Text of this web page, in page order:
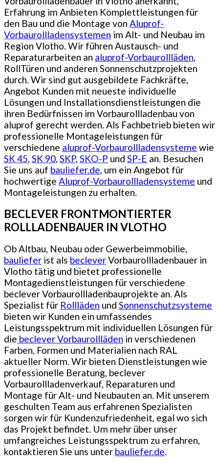
Erfahrung im Anbieten Komplettleistungen für
den Bau und die Montage von Aluprof-
Vorbaurollladensystemen im Alt- und Neubau im
Region Vlotho. Wir führen Austausch- und
Reparaturarbeiten an aluprof-Vorbaurollläden,
RollTüren und anderen Sonnenschutzprojekten
durch. Wir sind gut ausgebildete Fachkräfte,
Angebot Kunden mit neueste individuelle
Lösungen und Installationsdienstleistungen die
ihren Bedürfnissen im Vorbaurollladenbau von
aluprof gerecht werden. Als Fachbetrieb bieten wir
professionelle Montageleistungen für
verschiedene aluprof-Vorbaurollladensysteme wie
SK 45, SK 90, SKP, SKO-P und SP-E an. Besuchen
Sie uns auf bauliefer.de, um ein Angebot für
hochwertige Aluprof-Vorbaurollladensysteme und
Montageleistungen zu erhalten.
BECLEVER FRONTMONTIERTER
ROLLLADENBAUER IN VLOTHO
Ob Altbau, Neubau oder Gewerbeimmobilie,
bauliefer ist als becleverVorbaurollladenbauer in
Vlotho tätig und bietet professionelle
Montagedienstleistungen für verschiedene
beclever Vorbaurollladenbauprojekte an. Als
Spezialist für Rollläden und Sonnenschutzsysteme
bieten wir Kunden ein umfassendes
Leistungsspektrum mit individuellen Lösungen für
die beclever Vorbaurollläden in verschiedenen
Farben, Formen und Materialien nach RAL
aktueller Norm. Wir bieten Dienstleistungen wie
professionelle Beratung, beclever
Vorbaurollladenverkauf, Reparaturen und
Montage für Alt- und Neubauten an. Mit unserem
geschulten Team aus erfahrenen Spezialisten
sorgen wir für Kundenzufriedenheit, egal wo sich
das Projekt befindet. Um mehr über unser
umfangreiches Leistungsspektrum zu erfahren,
kontaktieren Sie uns unter bauliefer.de